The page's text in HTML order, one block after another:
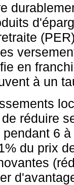
en
à un
réduire
6
du prix